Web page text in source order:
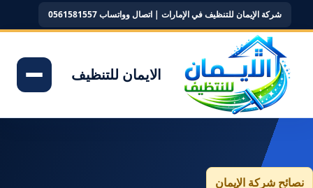
شركة الإيمان للتنظيف في الإمارات | اتصال وواتساب 0561581557
الايمان للتنظيف
نصائح شركة الإيمان